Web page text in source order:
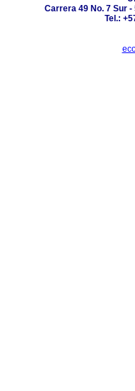
Carrera 49 No. 7 Sur -
Tel.: